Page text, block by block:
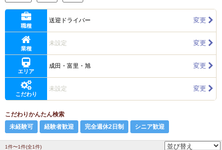
職種
送迎ドライバー 変更
業種
未設定 変更
エリア
成田・富里・旭 変更
こだわり
未設定 変更
こだわりかんたん検索
未経験可
経験者歓迎 完全週休2日制 シニア歓迎
1件〜1件(全1件)